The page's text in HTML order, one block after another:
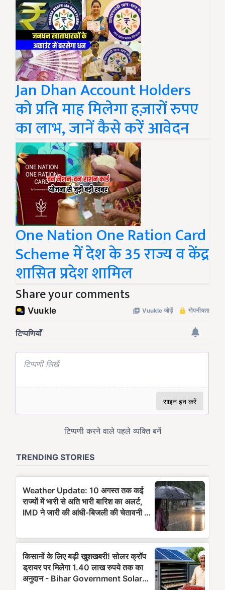
Jan Dhan Account Holders
को प्रति माह मिलेगा हज़ारों रुपए
का लाभ, जानें कैसे करें आवेदन
One Nation One Ration Card
Scheme में देश के 35 राज्य व केंद्र
शासित प्रदेश शामिल
Share your comments